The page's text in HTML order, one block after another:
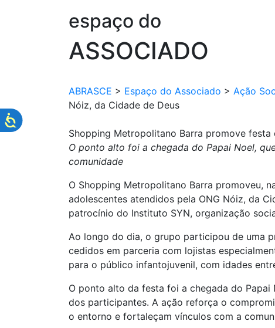
espaço do
ASSOCIADO
ABRASCE > Espaço do Associado > Ação
Nóiz, da Cidade de Deus
Shopping Metropolitano Barra promove
O ponto alto foi a chegada do Papai Noel,
comunidade
O Shopping Metropolitano Barra promoveu,
adolescentes atendidos pela ONG Nóiz, da
patrocínio do Instituto SYN, organização
Ao longo do dia, o grupo participou de uma
cedidos em parceria com lojistas
para o público infantojuvenil, com idades
O ponto alto da festa foi a chegada do
dos participantes. A ação reforça o
o entorno e fortaleçam vínculos com a